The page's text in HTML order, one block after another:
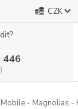
CZK
446
- Magnolias